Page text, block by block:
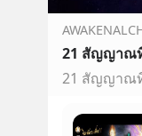
21 สัญญาณ